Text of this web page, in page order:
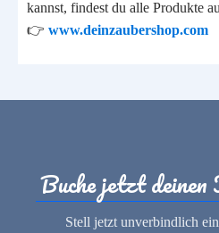
kannst, findest du alle Produkte
👉 www.deinzaubershop.com
Buche jetzt
Stell jetzt unverbindlich